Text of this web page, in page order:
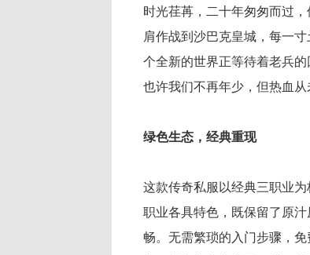
时光荏苒，二十年匆匆而过
肩作战到沙巴克皇城，每一
个全新的世界正等待着老兵
也许我们不再年少，但热血从
绿色生态，经典重现
这款传奇私服以经典三职业
职业各具特色，既保留了原
畅。无需繁琐的入门步骤，